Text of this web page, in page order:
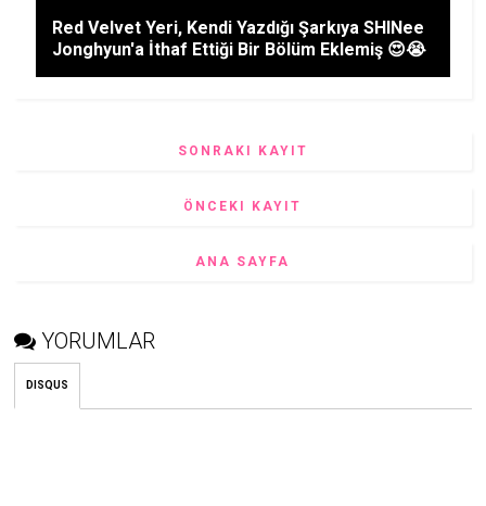
Red Velvet Yeri, Kendi Yazdığı Şarkıya SHINee
Jonghyun'a İthaf Ettiği Bir Bölüm Eklemiş 😍😭
SONRAKI KAYIT
ÖNCEKI KAYIT
ANA SAYFA
YORUMLAR
DISQUS